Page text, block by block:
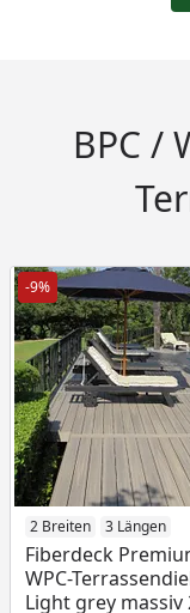
BPC /
-9%
2 Breiten 3 Längen
Fiberdeck
WPC-
Light grey massiv
Produkt am Lager